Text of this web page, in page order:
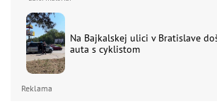
Na Bajkalskej ulici v Bratislave
auta s cyklistom
Reklama